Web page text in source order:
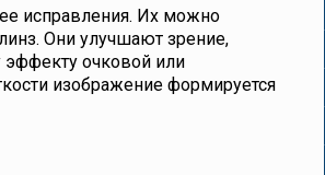
исправления. Их можно
Они улучшают зрение,
эффекту очковой или
изображение формируется